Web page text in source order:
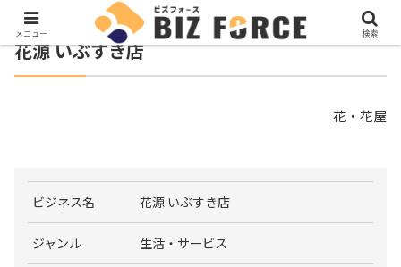
花源 いぶすき店
花・花屋
ビジネス名 花源 いぶすき店
ジャンル 生活・サービス
メニュー 検索